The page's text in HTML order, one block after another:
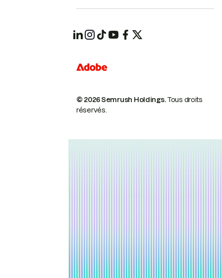
© 2026 Semrush Holdings.Tous droits
réservés.